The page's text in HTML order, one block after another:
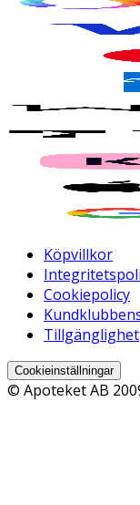
Köpvillkor
Cookiepolicy
Tillgänglighet
Cookieinställningar
© Apoteket AB